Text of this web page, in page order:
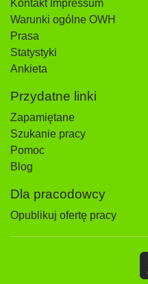
Kontakt Impressum
Warunki ogólne OWH
Prasa
Statystyki
Ankieta
Przydatne linki
Zapamiętane
Szukanie pracy
Pomoc
Blog
Dla pracodowcy
Opublikuj ofertę pracy